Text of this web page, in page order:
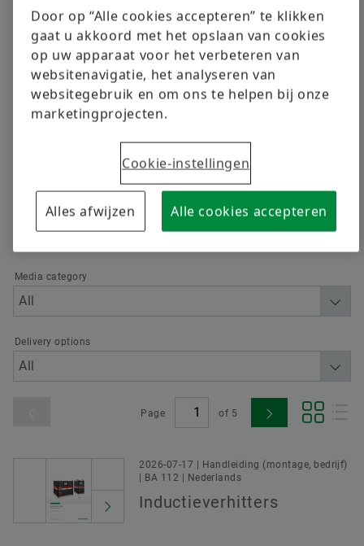
Leveranciersprogramma’s
Supplier information management
Berekening & Advisering
Order now
Advanced
Language
Media category
Delivery options
Page of 5
2026-07-17 | Handleiding (montage, bedrijf)
| BA 112 | Nederlands
Inductieverhitters
Door op “Alle cookies accepteren” te klikken
gaat u akkoord met het opslaan van cookies
op uw apparaat voor het verbeteren van
websitenavigatie, het analyseren van
websitegebruik en om ons te helpen bij onze
marketingprojecten.
Cookie-instellingen
Alles afwijzen Alle cookies accepteren